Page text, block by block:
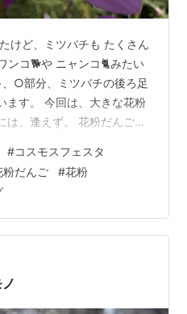
けど、ミツバチも たくさん
ンコ🐕や ニャンコ🐈みたい
○部分、ミツバチの後ろ足
ます。 今回は、大きな花粉
は、逢えず。 花粉だんご：
ミツバチだけではなく
きず。 オオタバコガの幼
チ画像はさみます↓ 次、⚠️
ャ、はらぺこ幼虫w 楽天
にほんブロ…
#コスモスフェスタ
粉だんご #花粉